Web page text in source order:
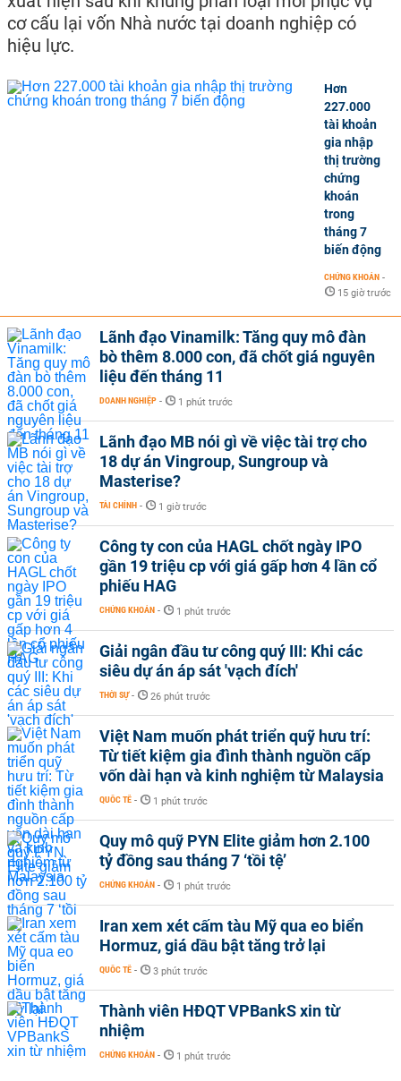
cơ cấu lại vốn Nhà nước tại doanh nghiệp có
hiệu lực.
Hơn
227.000
tài khoản
gia nhập
thị trường
chứng
khoán
trong
tháng 7
biến động
CHỨNG KHOÁN -
15 giờ trước
Lãnh đạo Vinamilk: Tăng quy mô đàn
bò thêm 8.000 con, đã chốt giá nguyên
liệu đến tháng 11
DOANH NGHIỆP - 1 phút trước
Lãnh đạo MB nói gì về việc tài trợ cho
18 dự án Vingroup, Sungroup và
Masterise?
TÀI CHÍNH - 1 giờ trước
Công ty con của HAGL chốt ngày IPO
gần 19 triệu cp với giá gấp hơn 4 lần cổ
phiếu HAG
CHỨNG KHOÁN - 1 phút trước
Giải ngân đầu tư công quý III: Khi các
siêu dự án áp sát 'vạch đích'
THỜI SỰ - 26 phút trước
Việt Nam muốn phát triển quỹ hưu trí:
Từ tiết kiệm gia đình thành nguồn cấp
vốn dài hạn và kinh nghiệm từ Malaysia
QUỐC TẾ - 1 phút trước
Quy mô quỹ PYN Elite giảm hơn 2.100
tỷ đồng sau tháng 7 ‘tồi tệ’
CHỨNG KHOÁN - 1 phút trước
Iran xem xét cấm tàu Mỹ qua eo biển
Hormuz, giá dầu bật tăng trở lại
QUỐC TẾ - 3 phút trước
Thành viên HĐQT VPBankS xin từ
nhiệm
CHỨNG KHOÁN - 1 phút trước